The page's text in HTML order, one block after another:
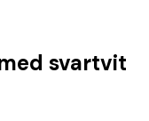
svartvit